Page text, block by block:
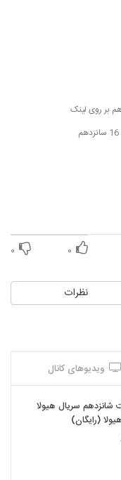
بر روی لینک
۰ ۰
نظرات
ویدیوهای کانال
شانزدهم سریال هیولا